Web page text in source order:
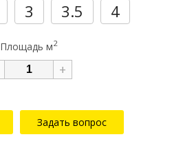
3 3.5 4
Площадь м2
+
Задать вопрос